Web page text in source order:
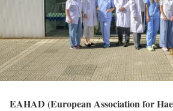
EAHAD (European Association for